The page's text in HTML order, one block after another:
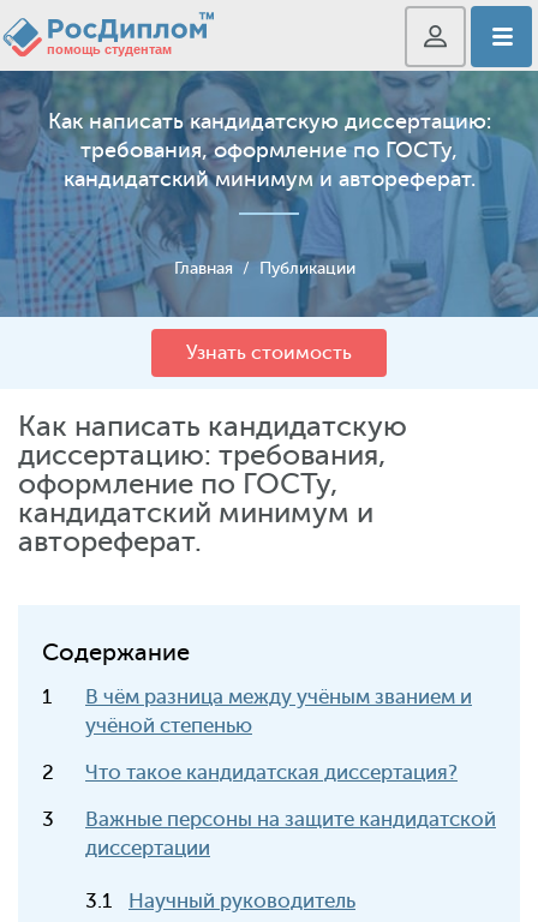
Как написать кандидатскую диссертацию:
требования, оформление по ГОСТу,
кандидатский минимум и автореферат.
Главная / Публикации
Узнать стоимость
Как написать кандидатскую
диссертацию: требования,
оформление по ГОСТу,
кандидатский минимум и
автореферат.
Содержание
В чём разница между учёным званием и
учёной степенью
Что такое кандидатская диссертация?
Важные персоны на защите кандидатской
диссертации
Научный руководитель